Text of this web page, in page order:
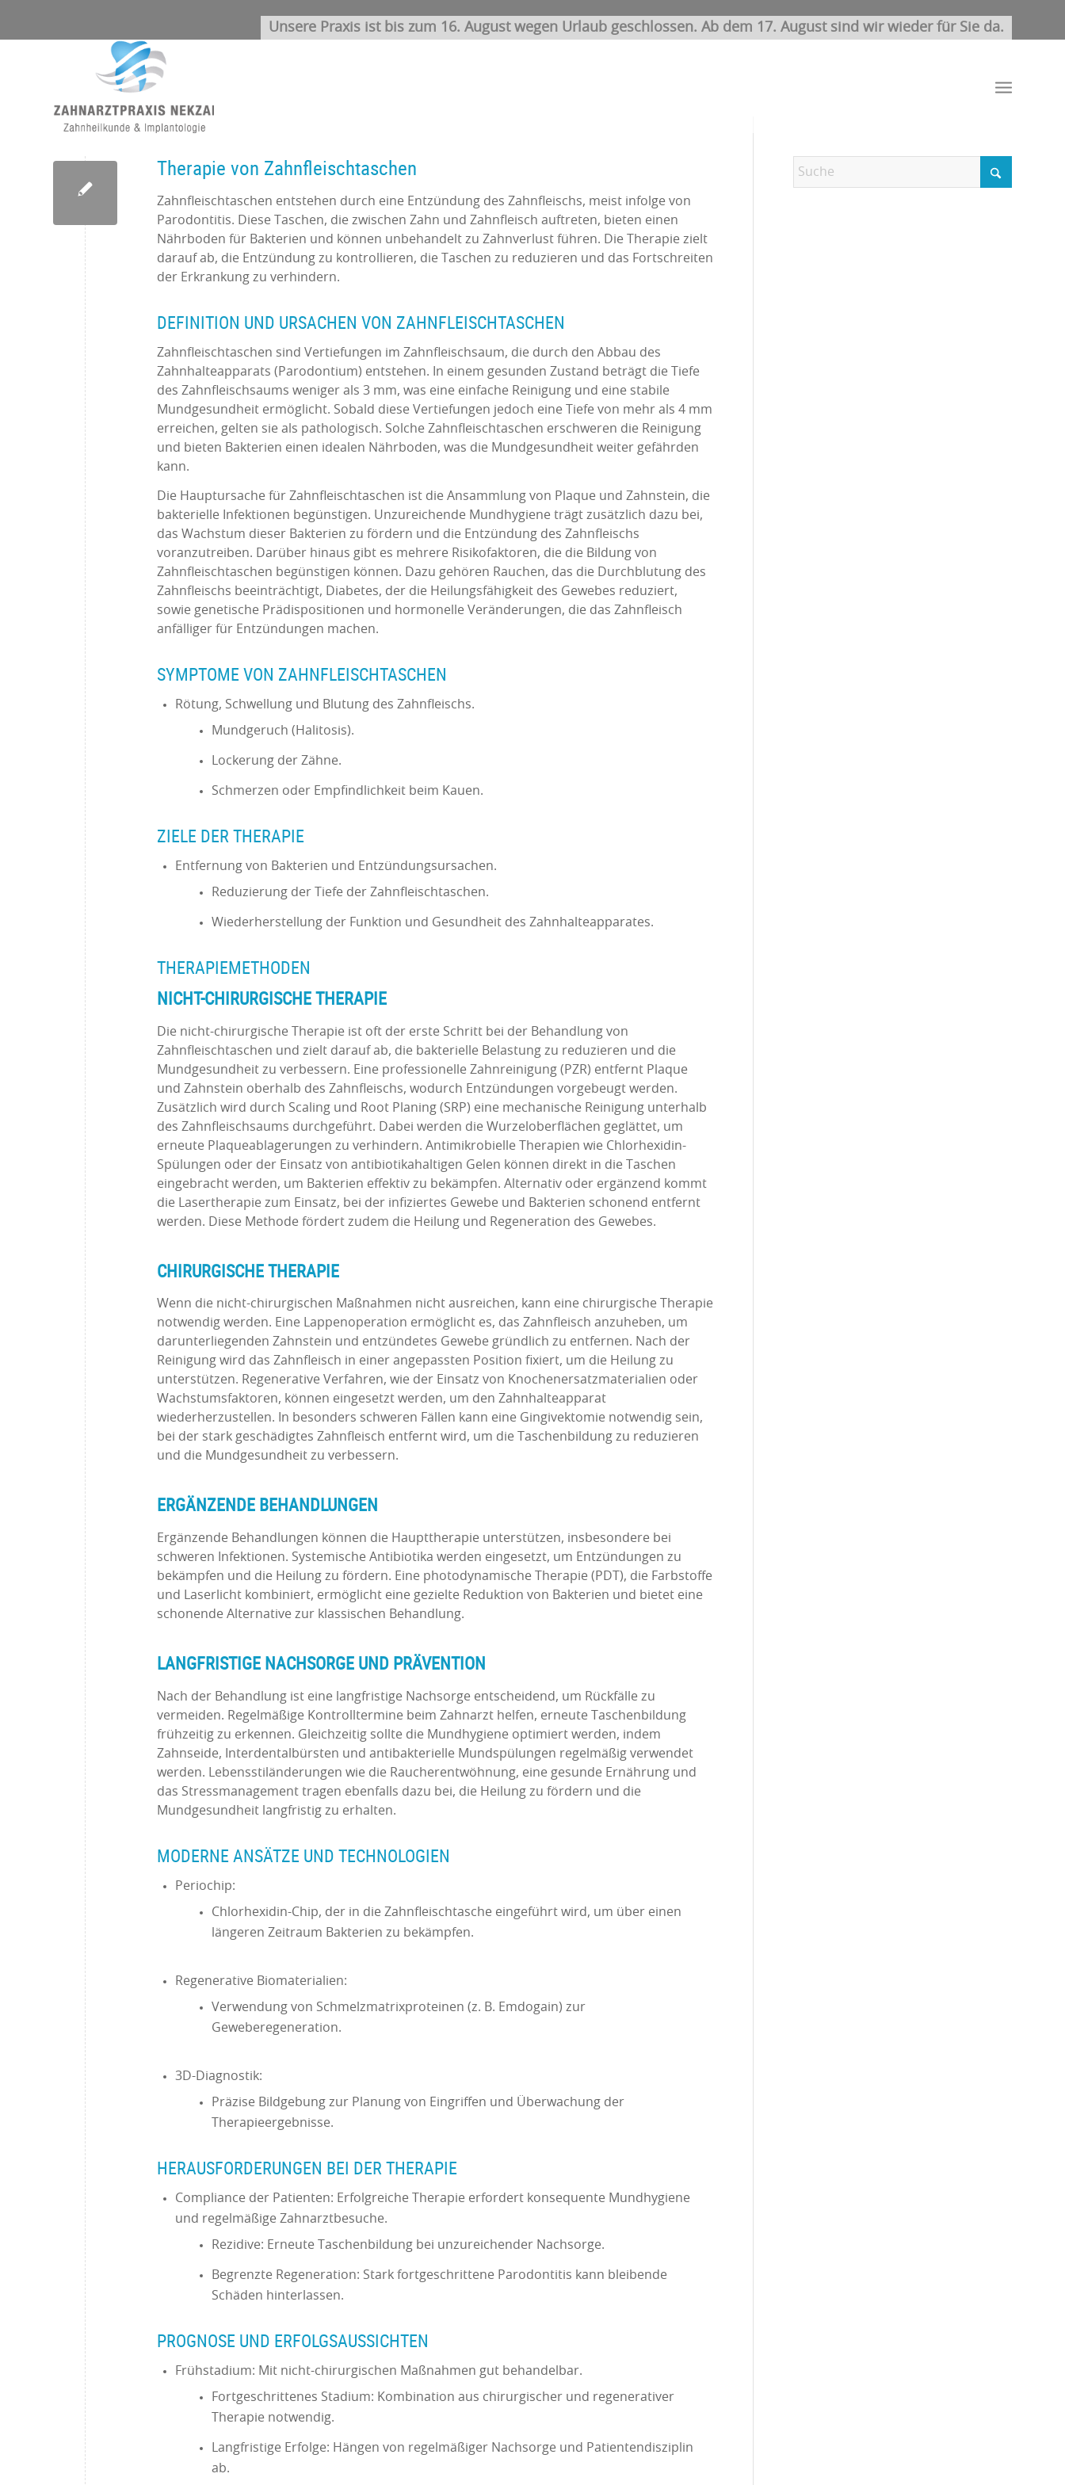
Unsere Praxis ist bis zum 16. August wegen Urlaub geschlossen. Ab dem 17. August sind wir wieder für Sie da.
Therapie von Zahnfleischtaschen
Zahnfleischtaschen entstehen durch eine Entzündung des Zahnfleischs, meist infolge von
Parodontitis. Diese Taschen, die zwischen Zahn und Zahnfleisch auftreten, bieten einen
Nährboden für Bakterien und können unbehandelt zu Zahnverlust führen. Die Therapie zielt
darauf ab, die Entzündung zu kontrollieren, die Taschen zu reduzieren und das Fortschreiten
der Erkrankung zu verhindern.
DEFINITION UND URSACHEN VON ZAHNFLEISCHTASCHEN
Zahnfleischtaschen sind Vertiefungen im Zahnfleischsaum, die durch den Abbau des
Zahnhalteapparats (Parodontium) entstehen. In einem gesunden Zustand beträgt die Tiefe
des Zahnfleischsaums weniger als 3 mm, was eine einfache Reinigung und eine stabile
Mundgesundheit ermöglicht. Sobald diese Vertiefungen jedoch eine Tiefe von mehr als 4 mm
erreichen, gelten sie als pathologisch. Solche Zahnfleischtaschen erschweren die Reinigung
und bieten Bakterien einen idealen Nährboden, was die Mundgesundheit weiter gefährden
kann.
Die Hauptursache für Zahnfleischtaschen ist die Ansammlung von Plaque und Zahnstein, die
bakterielle Infektionen begünstigen. Unzureichende Mundhygiene trägt zusätzlich dazu bei,
das Wachstum dieser Bakterien zu fördern und die Entzündung des Zahnfleischs
voranzutreiben. Darüber hinaus gibt es mehrere Risikofaktoren, die die Bildung von
Zahnfleischtaschen begünstigen können. Dazu gehören Rauchen, das die Durchblutung des
Zahnfleischs beeinträchtigt, Diabetes, der die Heilungsfähigkeit des Gewebes reduziert,
sowie genetische Prädispositionen und hormonelle Veränderungen, die das Zahnfleisch
anfälliger für Entzündungen machen.
SYMPTOME VON ZAHNFLEISCHTASCHEN
Rötung, Schwellung und Blutung des Zahnfleischs.
Mundgeruch (Halitosis).
Lockerung der Zähne.
Schmerzen oder Empfindlichkeit beim Kauen.
ZIELE DER THERAPIE
Entfernung von Bakterien und Entzündungsursachen.
Reduzierung der Tiefe der Zahnfleischtaschen.
Wiederherstellung der Funktion und Gesundheit des Zahnhalteapparates.
THERAPIEMETHODEN
NICHT-CHIRURGISCHE THERAPIE
Die nicht-chirurgische Therapie ist oft der erste Schritt bei der Behandlung von
Zahnfleischtaschen und zielt darauf ab, die bakterielle Belastung zu reduzieren und die
Mundgesundheit zu verbessern. Eine professionelle Zahnreinigung (PZR) entfernt Plaque
und Zahnstein oberhalb des Zahnfleischs, wodurch Entzündungen vorgebeugt werden.
Zusätzlich wird durch Scaling und Root Planing (SRP) eine mechanische Reinigung unterhalb
des Zahnfleischsaums durchgeführt. Dabei werden die Wurzeloberflächen geglättet, um
erneute Plaqueablagerungen zu verhindern. Antimikrobielle Therapien wie Chlorhexidin-
Spülungen oder der Einsatz von antibiotikahaltigen Gelen können direkt in die Taschen
eingebracht werden, um Bakterien effektiv zu bekämpfen. Alternativ oder ergänzend kommt
die Lasertherapie zum Einsatz, bei der infiziertes Gewebe und Bakterien schonend entfernt
werden. Diese Methode fördert zudem die Heilung und Regeneration des Gewebes.
CHIRURGISCHE THERAPIE
Wenn die nicht-chirurgischen Maßnahmen nicht ausreichen, kann eine chirurgische Therapie
notwendig werden. Eine Lappenoperation ermöglicht es, das Zahnfleisch anzuheben, um
darunterliegenden Zahnstein und entzündetes Gewebe gründlich zu entfernen. Nach der
Reinigung wird das Zahnfleisch in einer angepassten Position fixiert, um die Heilung zu
unterstützen. Regenerative Verfahren, wie der Einsatz von Knochenersatzmaterialien oder
Wachstumsfaktoren, können eingesetzt werden, um den Zahnhalteapparat
wiederherzustellen. In besonders schweren Fällen kann eine Gingivektomie notwendig sein,
bei der stark geschädigtes Zahnfleisch entfernt wird, um die Taschenbildung zu reduzieren
und die Mundgesundheit zu verbessern.
ERGÄNZENDE BEHANDLUNGEN
Ergänzende Behandlungen können die Haupttherapie unterstützen, insbesondere bei
schweren Infektionen. Systemische Antibiotika werden eingesetzt, um Entzündungen zu
bekämpfen und die Heilung zu fördern. Eine photodynamische Therapie (PDT), die Farbstoffe
und Laserlicht kombiniert, ermöglicht eine gezielte Reduktion von Bakterien und bietet eine
schonende Alternative zur klassischen Behandlung.
LANGFRISTIGE NACHSORGE UND PRÄVENTION
Nach der Behandlung ist eine langfristige Nachsorge entscheidend, um Rückfälle zu
vermeiden. Regelmäßige Kontrolltermine beim Zahnarzt helfen, erneute Taschenbildung
frühzeitig zu erkennen. Gleichzeitig sollte die Mundhygiene optimiert werden, indem
Zahnseide, Interdentalbürsten und antibakterielle Mundspülungen regelmäßig verwendet
werden. Lebensstiländerungen wie die Raucherentwöhnung, eine gesunde Ernährung und
das Stressmanagement tragen ebenfalls dazu bei, die Heilung zu fördern und die
Mundgesundheit langfristig zu erhalten.
MODERNE ANSÄTZE UND TECHNOLOGIEN
Periochip:
Chlorhexidin-Chip, der in die Zahnfleischtasche eingeführt wird, um über einen
längeren Zeitraum Bakterien zu bekämpfen.
Regenerative Biomaterialien:
Verwendung von Schmelzmatrixproteinen (z. B. Emdogain) zur
Geweberegeneration.
3D-Diagnostik:
Präzise Bildgebung zur Planung von Eingriffen und Überwachung der
Therapieergebnisse.
HERAUSFORDERUNGEN BEI DER THERAPIE
Compliance der Patienten: Erfolgreiche Therapie erfordert konsequente Mundhygiene
und regelmäßige Zahnarztbesuche.
Rezidive: Erneute Taschenbildung bei unzureichender Nachsorge.
Begrenzte Regeneration: Stark fortgeschrittene Parodontitis kann bleibende
Schäden hinterlassen.
PROGNOSE UND ERFOLGSAUSSICHTEN
Frühstadium: Mit nicht-chirurgischen Maßnahmen gut behandelbar.
Fortgeschrittenes Stadium: Kombination aus chirurgischer und regenerativer
Therapie notwendig.
Langfristige Erfolge: Hängen von regelmäßiger Nachsorge und Patientendisziplin
ab.